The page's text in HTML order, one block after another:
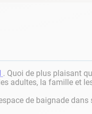
. Quoi de plus plaisant
adultes, la famille et
de baignade